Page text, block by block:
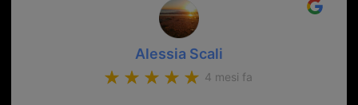
Alessia Scali
4 mesi fa